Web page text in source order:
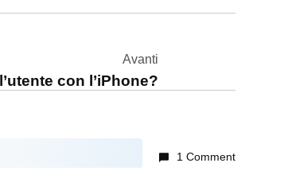
Avanti
con l’iPhone?
1 Comment